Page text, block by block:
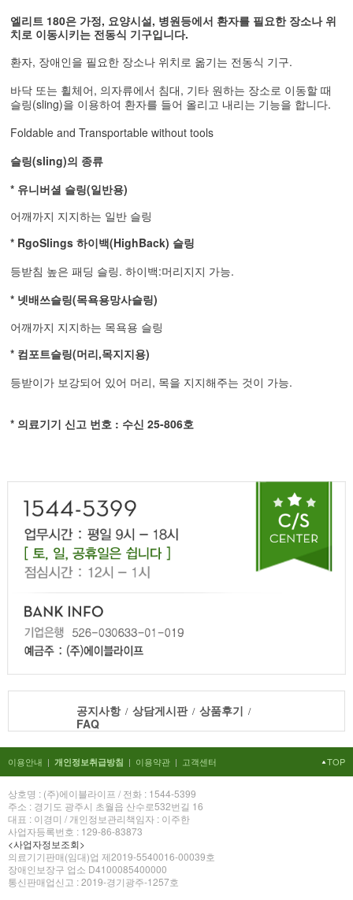
엘리트 180은 가정, 요양시설, 병원등에서 환자를 필요한 장소나 위
치로 이동시키는 전동식 기구입니다.
환자, 장애인을 필요한 장소나 위치로 옮기는 전동식 기구.
바닥 또는 휠체어, 의자류에서 침대, 기타 원하는 장소로 이동할 때
슬링(sling)을 이용하여 환자를 들어 올리고 내리는 기능을 합니다.
Foldable and Transportable without tools
슬링(sling)의 종류
* 유니버셜 슬링(일반용)
어깨까지 지지하는 일반 슬링
* RgoSlings 하이백(HighBack) 슬링
등받침 높은패딩 슬링.하이백:머리지지 가능.
* 넷배쓰슬링(목욕용망사슬링)
어깨까지 지지하는 목욕용 슬링
* 컴포트슬링(머리,목지지용)
등받이가 보강되어 있어 머리, 목을 지지해주는 것이 가능.
* 의료기기 신고 번호 : 수신 25-806호
공지사항/ 상담게시판/ 상품후기 /
FAQ
이용안내 | 개인정보취급방침 | 이용약관 | 고객센터 TOP
상호명 : (주)에이블라이프 / 전화 : 1544-5399
주소 : 경기도 광주시 초월읍 산수로532번길 16
대표 : 이경미 / 개인정보관리책임자 : 이주한
사업자등록번호 : 129-86-83873
<사업자정보조회>
의료기기판매(임대)업 제2019-5540016-00039호
장애인보장구 업소 D4100085400000
통신판매업신고 : 2019-경기광주-1257호